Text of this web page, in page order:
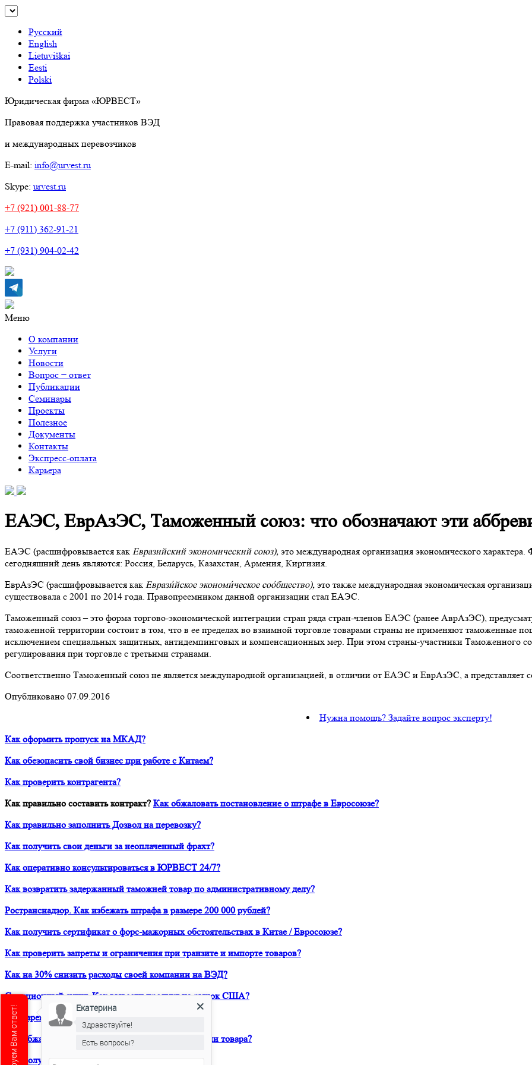
Русский
English
Lietuviškai
Eesti
Polski
Юридическая фирма «ЮРВЕСТ»
Правовая поддержка участников ВЭД
и международных перевозчиков
E-mail: info@urvest.ru
Skype: urvest.ru
+7 (921) 001-88-77
+7 (911) 362-91-21
+7 (931) 904-02-42
Меню
О компании
Услуги
Новости
Вопрос − ответ
Публикации
Семинары
Проекты
Полезное
Документы
Контакты
Экспресс-оплата
Карьера
ЕАЭС, ЕврАзЭС, Таможенный союз: что обозначают эти
ЕАЭС (расшифровывается как Евразийский экономический союз), это международная организация экономического
сегодняшний день являются: Россия, Беларусь, Казахстан, Армения, Киргизия.
ЕврАзЭС (расшифровывается как Еврази́йское экономи́ческое соо́бщество), это также международная экономическая
существовала с 2001 по 2014 года. Правопреемником данной организации стал ЕАЭС.
Таможенный союз – это форма торгово-экономической интеграции стран ряда стран-членов ЕАЭС (ранее АврАзЭС),
таможенной территории состоит в том, что в ее пределах во взаимной торговле товарами страны не применяют таможенные
исключением специальных защитных, антидемпинговых и компенсационных мер. При этом страны-участники Таможенного
регулирования при торговле с третьими странами.
Соответственно Таможенный союз не является международной организацией, в отличии от ЕАЭС и ЕврАзЭС, а представляет
Опубликовано 07.09.2016
Нужна помощь? Задайте вопрос эксперту!
Как оформить пропуск на МКАД?
Как обезопасить свой бизнес при работе с Китаем?
Как проверить контрагента?
Как правильно составить контракт? Как обжаловать постановление о штрафе в Евросоюзе?
Как правильно заполнить Дозвол на перевозку?
Как получить свои деньги за неоплаченный фрахт?
Как оперативно консультироваться в ЮРВЕСТ 24/7?
Как возвратить задержанный таможней товар по административному делу?
Ространснадзор. Как избежать штрафа в размере 200 000 рублей?
Как получить сертификат о форс-мажорных обстоятельствах в Китае / Евросоюзе?
Как проверить запреты и ограничения при транзите и импорте товаров?
Как на 30% снизить расходы своей компании на ВЭД?
Санкционный аудит. Как вывести продукт на рынок США?
Как зарегистрировать товарный знак в ТРОИС?
Как обжаловать решение таможни о классификации товара?
Как получить предварительное классрешение?
Екатерина
Здравствуйте!
Есть вопросы?